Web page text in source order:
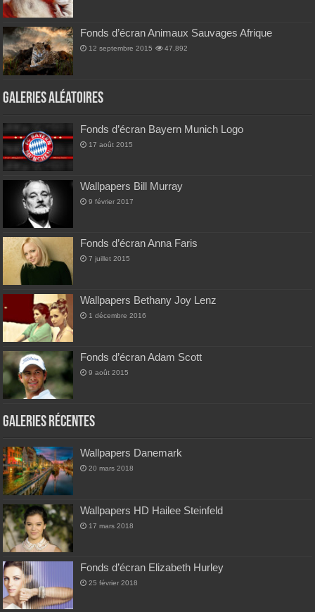
Fonds d’écran Animaux Sauvages Afrique
12 septembre 2015 47,892
Galeries Aléatoires
Fonds d’écran Bayern Munich Logo
17 août 2015
Wallpapers Bill Murray
9 février 2017
Fonds d’écran Anna Faris
7 juillet 2015
Wallpapers Bethany Joy Lenz
1 décembre 2016
Fonds d’écran Adam Scott
9 août 2015
Galeries Récentes
Wallpapers Danemark
20 mars 2018
Wallpapers HD Hailee Steinfeld
17 mars 2018
Fonds d’écran Elizabeth Hurley
25 février 2018